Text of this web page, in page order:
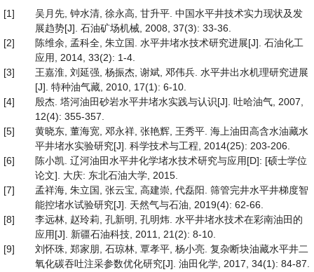
[1]
吴月先, 钟水清, 徐永高, 甘升平. 中国水平井技术实力现状及发
展趋势[J]. 石油矿场机械, 2008, 37(3): 33-36.
[2]
陈维余, 孟科全, 朱立国. 水平井堵水技术研究进展[J]. 石油化工
应用, 2014, 33(2): 1-4.
[3]
王嘉淮, 刘延强, 杨振杰, 谢斌, 邓伟兵. 水平井出水机理研究进展
[J]. 特种油气藏, 2010, 17(1): 6-10.
[4]
殷杰. 塔河油田砂岩水平井堵水实践与认识[J]. 吐哈油气, 2007,
12(4): 355-357.
[5]
黄晓东, 董海宽, 邓永祥, 张艳辉, 王秀平. 海上油田高含水油藏水
平井堵水实验研究[J]. 科学技术与工程, 2014(25): 203-206.
[6]
陈小凯. 辽河油田水平井化学堵水技术研究与应用[D]: [硕士学位
论文]. 大庆: 东北石油大学, 2015.
[7]
孟祥海, 朱立国, 张云宝, 高建崇, 代磊阳. 筛管完井水平井梯度智
能控堵水试验研究[J]. 天然气与石油, 2019(4): 62-66.
[8]
李远林, 赵玲莉, 孔新明, 孔明炜. 水平井堵水技术在彩南油田的
应用[J]. 新疆石油科技, 2011, 21(2): 8-10.
[9]
刘怀珠, 郑家朋, 石琼林, 覃孝平, 杨小亮. 复杂断块油藏水平井二
氧化碳吞吐注采参数优化研究[J]. 油田化学, 2017, 34(1): 84-87.